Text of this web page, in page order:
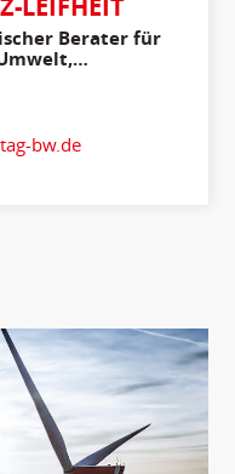
LEIFHEIT
Berater für
bw.de